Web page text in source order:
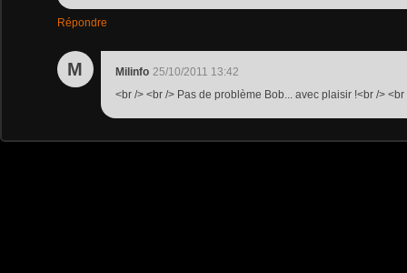
Répondre
M Milinfo 25/10/2011 13:42
<br /> <br /> Pas de problème Bob... avec plaisir !<br /> <br